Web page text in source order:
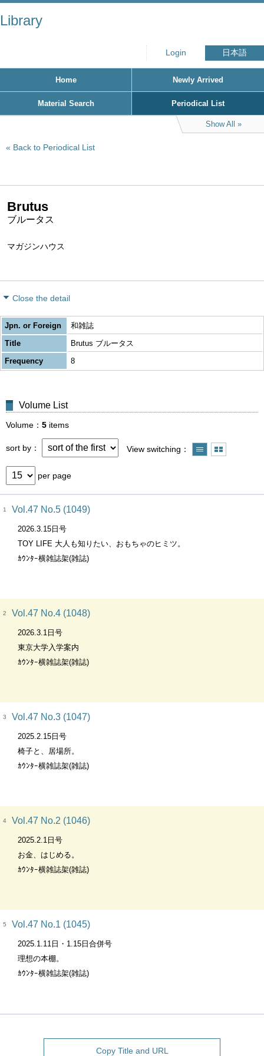
Library
Login 日本語
Home Newly Arrived
Material Search Periodical List
Show All
Back to Periodical List
Brutus
ブルータス
マガジンハウス
Close the detail
Jpn. or Foreign
和雑誌
Title
Brutus ブルータス
Frequency
8
Volume List
Volume 5 items
sort by View switching
per page
1 Vol.47 No.5 (1049)
2026.3.15日号
TOY LIFE 大人も知りたい、おもちゃのヒミツ。
ｶｳﾝﾀｰ横雑誌架(雑誌)
2 Vol.47 No.4 (1048)
2026.3.1日号
東京大学入学案内
ｶｳﾝﾀｰ横雑誌架(雑誌)
3 Vol.47 No.3 (1047)
2025.2.15日号
椅子と、居場所。
ｶｳﾝﾀｰ横雑誌架(雑誌)
4 Vol.47 No.2 (1046)
2025.2.1日号
お金、はじめる。
ｶｳﾝﾀｰ横雑誌架(雑誌)
5 Vol.47 No.1 (1045)
2025.1.11日・1.15日合併号
理想の本棚。
ｶｳﾝﾀｰ横雑誌架(雑誌)
Copy Title and URL